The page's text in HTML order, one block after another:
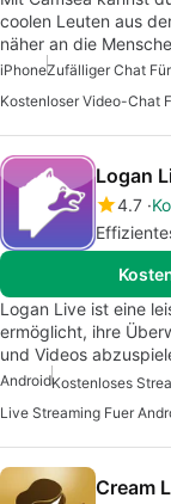
coolen Leuten aus
näher an die
iPhoneZufälliger Chat
Kostenloser Video-Chat
Logan
4.7
Logan Live ist eine
ermöglicht, ihre
und Videos
AndroidKostenloses
Live Streaming Fuer
Cream